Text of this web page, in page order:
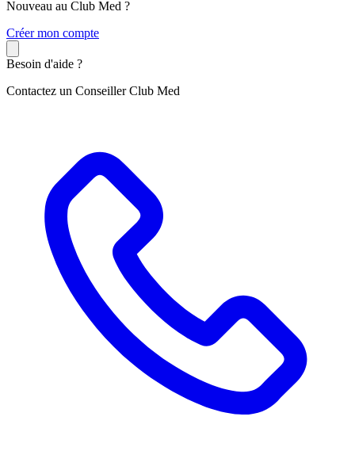
Nouveau au Club Med ?
Créer mon compte
Besoin d'aide ?
Contactez un Conseiller Club Med